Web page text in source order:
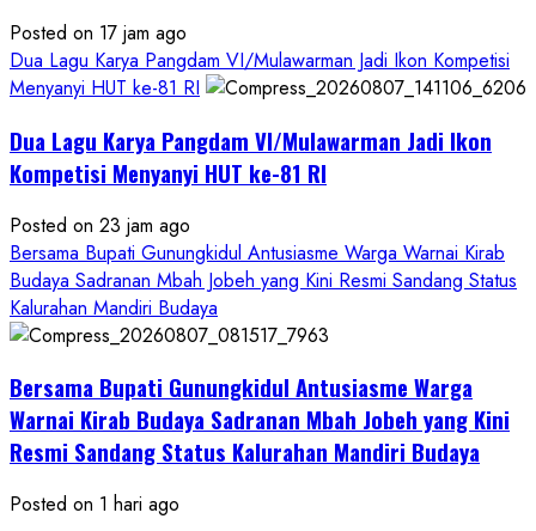
Posted on 17 jam ago
Dua Lagu Karya Pangdam VI/Mulawarman Jadi Ikon Kompetisi
Menyanyi HUT ke-81 RI
Dua Lagu Karya Pangdam VI/Mulawarman Jadi Ikon
Kompetisi Menyanyi HUT ke-81 RI
Posted on 23 jam ago
Bersama Bupati Gunungkidul Antusiasme Warga Warnai Kirab
Budaya Sadranan Mbah Jobeh yang Kini Resmi Sandang Status
Kalurahan Mandiri Budaya
Bersama Bupati Gunungkidul Antusiasme Warga
Warnai Kirab Budaya Sadranan Mbah Jobeh yang Kini
Resmi Sandang Status Kalurahan Mandiri Budaya
Posted on 1 hari ago